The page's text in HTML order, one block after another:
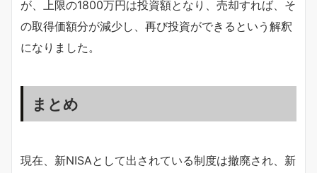
が、上限の1800万円は投資額となり、売却すれば、そ
の取得価額分が減少し、再び投資ができるという解釈
になりました。
まとめ
現在、新NISAとして出されている制度は撤廃され、新